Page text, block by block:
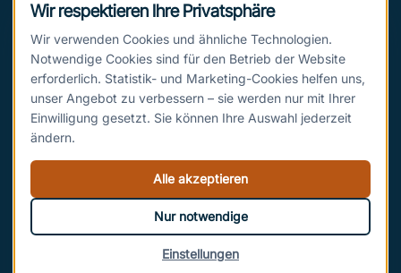
P: +0120 318 5718
E: contact@pixelmechanics.tech
JETZT ZUM NEWSLETTER ANMELDEN
Jetzt anmelden
Wir respektieren Ihre Privatsphäre
Wir verwenden Cookies und ähnliche Technologien.
Notwendige Cookies sind für den Betrieb der Website
erforderlich. Statistik- und Marketing-Cookies helfen uns,
unser Angebot zu verbessern – sie werden nur mit Ihrer
Einwilligung gesetzt. Sie können Ihre Auswahl jederzeit
ändern.
Alle akzeptieren
Nur notwendige
Einstellungen